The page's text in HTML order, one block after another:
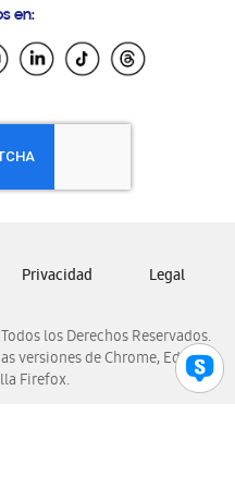
en:
los Derechos Reservados.
versiones de Chrome, Edge,
Firefox.
Privacidad Legal